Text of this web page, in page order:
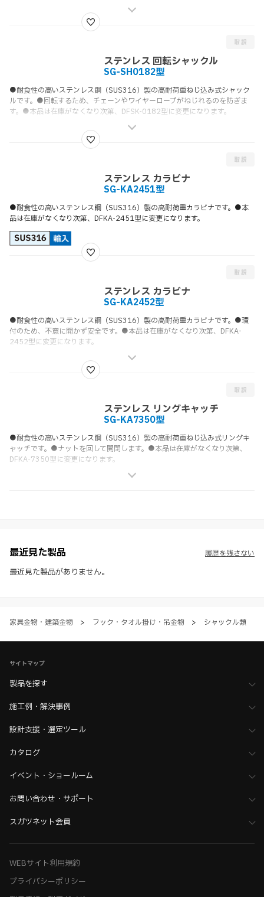
ステンレス 回転シャックル
SG-SH0182型
●耐食性の高いステンレス鋼（SUS316）製の高耐荷重ねじ込み式シャック
ルです。●回転するため、チェーンやワイヤーロープがねじれるのを防ぎま
す。●本品は在庫がなくなり次第、DFSK-0182型に変更になります。
ステンレス カラビナ
SG-KA2451型
●耐食性の高いステンレス鋼（SUS316）製の高耐荷重カラビナです。●本
品は在庫がなくなり次第、DFKA-2451型に変更になります。
ステンレス カラビナ
SG-KA2452型
●耐食性の高いステンレス鋼（SUS316）製の高耐荷重カラビナです。●環
付のため、不意に開かず安全です。●本品は在庫がなくなり次第、DFKA-
2452型に変更になります。
ステンレス リングキャッチ
SG-KA7350型
●耐食性の高いステンレス鋼（SUS316）製の高耐荷重ねじ込み式リングキ
ャッチです。●ナットを回して開閉します。●本品は在庫がなくなり次第、
DFKA-7350型に変更になります。
最近見た製品
最近見た製品がありません。
履歴を残さない
家具金物・建築金物 > フック・タオル掛け・吊金物 > シャックル類
サイトマップ
製品を探す
施工例・解決事例
設計支援・選定ツール
カタログ
イベント・ショールーム
お問い合わせ・サポート
スガツネット会員
WEBサイト利用規約
プライバシーポリシー